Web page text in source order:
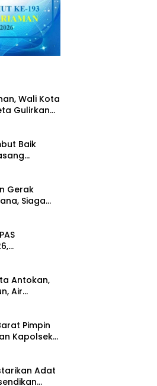
Wali Kota
Gulirkan
Baik
Gerak
Siaga
15
Antokan,
Air
Pimpin
Kapolsek
Adat